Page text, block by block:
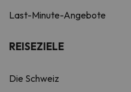
Last-Minute-Angebote
REISEZIELE
Die Schweiz